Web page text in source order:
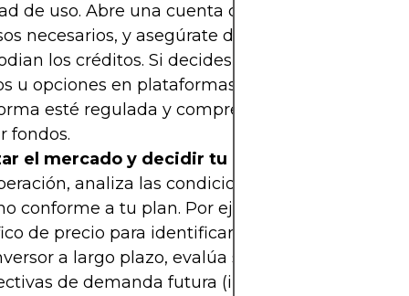
de uso. Abre una cuenta con tiempo, cumple
necesarios, y asegúrate de entender cómo se
los créditos. Si decides operar mediante
u opciones en plataformas como ICE), verifica
esté regulada y comprende los términos
fondos.
el mercado y decidir tu posición:
analiza las condiciones actuales del
conforme a tu plan. Por ejemplo, si eres
de precio para identificar tendencias o niveles
a largo plazo, evalúa si el precio actual
de demanda futura (influida por